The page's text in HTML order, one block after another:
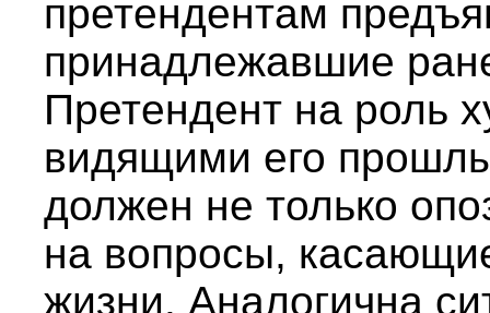
претендентам
принадлежавшие
Претендент на роль
видящими его
должен не только
на вопросы,
жизни. Аналогична